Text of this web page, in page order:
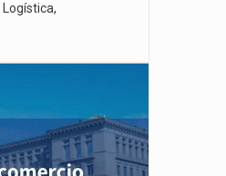
Logística,